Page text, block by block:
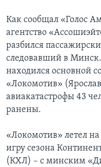
Как сообщал «Голос
агентство
разбился
следовавший в
находился основной
«Локомотив»
авиакатастрофы 43
ранены.
«Локомотив» летел
игру сезона
(КХЛ) – с минским